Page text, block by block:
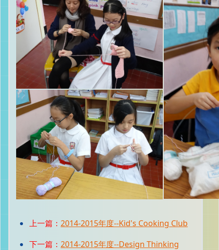
上一篇：2014-2015年度--Kid's Cooking Club
下一篇：2014-2015年度--Design Thinking